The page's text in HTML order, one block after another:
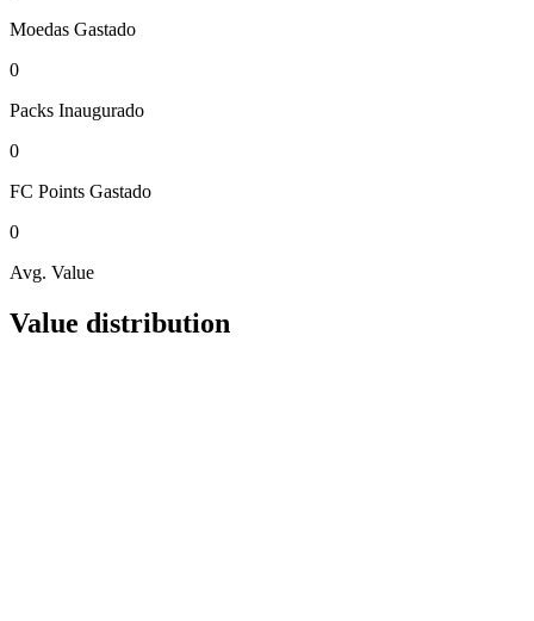
Moedas Gastado
0
Packs Inaugurado
0
FC Points Gastado
0
Avg. Value
Value distribution